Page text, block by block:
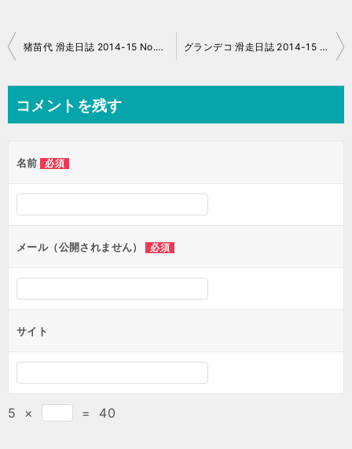
投
ビ
ー
シ
ョ
ン
猪苗代 滑走日誌 2014-15 No.036,37 グランデコ 滑走日誌 2014-15 No.039
コメントを残す
名前 必須
メール（公開されません） 必須
サイト
5 × = 40